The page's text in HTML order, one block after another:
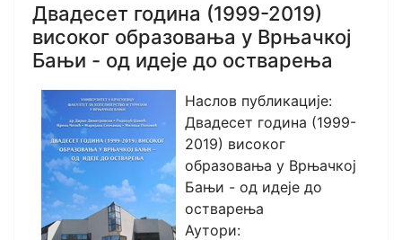
Двадесет година (1999-2019)
високог образовања у Врњачкој
Бањи - од идеје до остварења
Наслов публикације:
Двадесет година (1999-
2019) високог
образовања у Врњачкој
Бањи - од идеје до
остварења
Аутори: